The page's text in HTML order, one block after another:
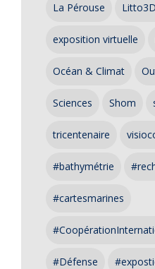
La Pérouse
exposition virtuelle
Océan & Climat
Sciences Shom
tricentenaire
#bathymétrie
#cartesmarines
#Défense